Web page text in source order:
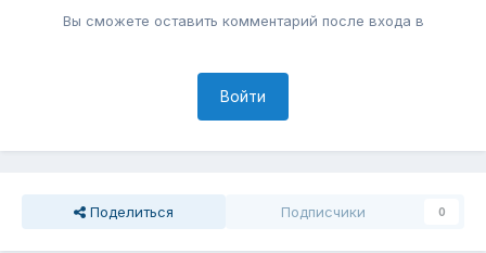
Вы сможете оставить комментарий после входа в
Войти
Поделиться Подписчики 0